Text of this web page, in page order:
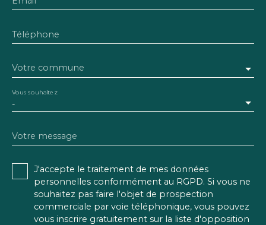
Téléphone
Votre commune
-
Vous souhaitez
Votre message
J'accepte le traitement de mes données
personnelles conformément au RGPD. Si vous ne
souhaitez pas faire l'objet de prospection
commerciale par voie téléphonique, vous pouvez
vous inscrire gratuitement sur la liste d'opposition